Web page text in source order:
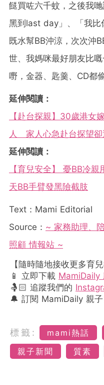
餸買咗六千蚊，之後我
黑到last day」、「我比
既水幫BB沖涼，次次沖
世、我媽咪最好朋友比
嘢，金器、匙羹、CD都偷
延伸閱讀：
【赴台探親】30歲港女
人 家人心急赴台探望卻
延伸閲讀：
【育兒安全】 憂BB冷
天BB手臂發黑險截肢
Text：Mami Editorial
Source： ~ 家務助理、
照顧 情報站 ~
【隨時隨地接收更多育
📱 立即下載 MamiDaily
🤱🏻 追蹤我們的
🔔 訂閱 MamiDaily 親子
標籤: mami熱話
親子新聞
質素